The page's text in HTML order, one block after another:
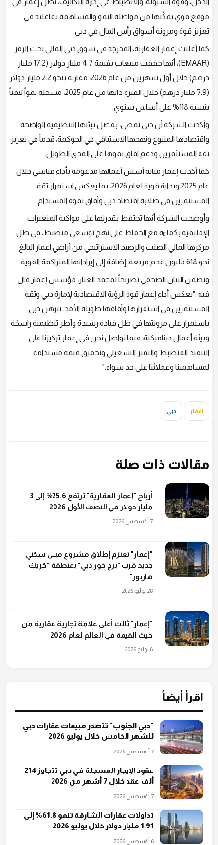
موقع قوي يمكّنها من مواصلة النمو والمساهمة بفاعلية في
تعزيز قوة ومرونة أسواق رأس المال في دبي.
كما أعلنت إعمار العقارية، المدرجة في سوق دبي المالي تحت الرمز
(EMAAR)، أنها حققت مبيعات بقيمة 4.7 مليار دولار (17.2 مليار
درهم) خلال أول شهرين من عام 2026، مقارنة بنحو 2.2 مليار دولار
(7.9 مليار درهم) خلال الفترة ذاتها من عام 2025، مسجلة نمواً لافتاً
بنسبة 118% على أساس سنوي.
وأكدت الشركة أن دبي تمضي، بفضل بيئتها التنظيمية الواضحة
واقتصادها المتنوع ونهجها الاستباقي في الحوكمة، قدماً في تعزيز
ثقة المستثمرين ودعم آفاق نموها على المدى الطويل.
كما أكدت إعمار متانة أسس أعمالها مدعومة بأداء قياسي خلال
عام 2025 وبداية قوية لعام 2026، بما يعكس استمرار ثقة
المستثمرين في صلابة اقتصاد دبي وآفاق نموه المستدام.
وأوضحت الشركة أنها تحتفظ بقدرتها على مواكبة المتغيرات
الإقليمية بكفاءة مع الحفاظ على نهج توسعي منضبط، في ظل
مركزها المالي الصلب والرصيد الاستراتيجي من أراضي اعمار البالغ
نحو 618 مليون قدم مربعة، إضافة إلى إيراداتها المتراكمة القوية.
وتضمن البيان الصحفي تصريحاً لمحمد العبار، مؤسس إعمار قال
فيه :"يعكس أداء إعمار قوة الرؤية الاقتصادية لإمارة دبي وثقة
المستثمرين في استقرارها وآفاقها طويلة الأمد. تبرهن دبي
باستمرار على مرونتها في ظل قيادة رشيدة وأطر تنظيمية راسخة
وبيئة أعمال ديناميكية، فيما نواصل نحن في إعمار تركيزنا على
التنفيذ المنضبط والتميز التشغيلي وتحقيق قيمة مستدامة
لمساهمينا وعملائنا على حد سواء."
اعمار دبي
مقالات ذات صلة
أرباح "إعمار العقارية" ترتفع 25.6% إلى 3
مليار دولار في النصف الأول 2026
7 أغسطس 2026
"إعمار" تعتزم إطلاق مشروع مبنى سكني
جديد قرب "برج خور دبي" بمنطقة "كريك
هاربور"
28 يوليو 2026
"إعمار" ثالث أعلى علامة تجارية عقارية من
حيث القيمة في العالم لعام 2026
6 يوليو 2026
اقرأ أيضاً
"دبي الجنوب" تتصدر مبيعات عقارات دبي
للشهر الخامس خلال يوليو 2026
7 أغسطس 2026
عقود الإيجار المسجلة في دبي تتجاوز 214
ألف عقد خلال 7 أشهر من 2026
7 أغسطس 2026
تداولات عقارات الشارقة تنمو 61.8% إلى
1.91 مليار دولار خلال يوليو 2026
6 أغسطس 2026